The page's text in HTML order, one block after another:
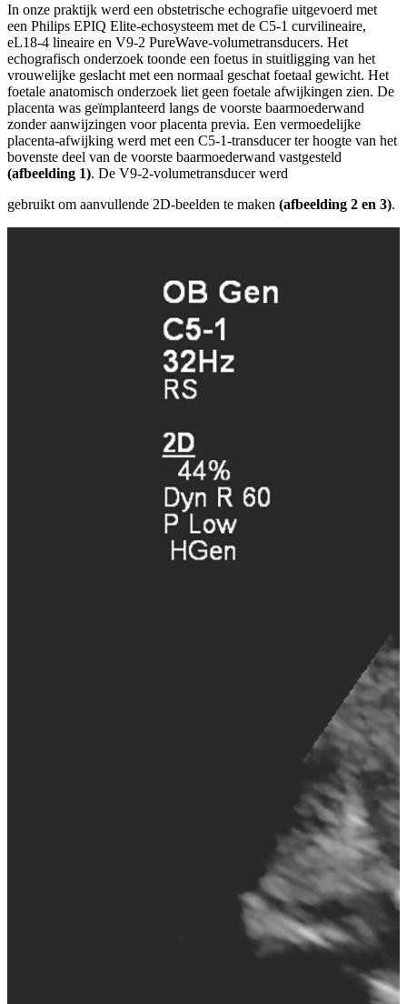
In onze praktijk werd een obstetrische echografie uitgevoerd met
een Philips EPIQ Elite-echosysteem met de C5-1 curvilineaire,
eL18-4 lineaire en V9-2 PureWave-volumetransducers. Het
echografisch onderzoek toonde een foetus in stuitligging van het
vrouwelijke geslacht met een normaal geschat foetaal gewicht. Het
foetale anatomisch onderzoek liet geen foetale afwijkingen zien. De
placenta was geïmplanteerd langs de voorste baarmoederwand
zonder aanwijzingen voor placenta previa. Een vermoedelijke
placenta-afwijking werd met een C5-1-transducer ter hoogte van het
bovenste deel van de voorste baarmoederwand vastgesteld
(afbeelding 1). De V9-2-volumetransducer werd
gebruikt om aanvullende 2D-beelden te maken (afbeelding 2 en 3).